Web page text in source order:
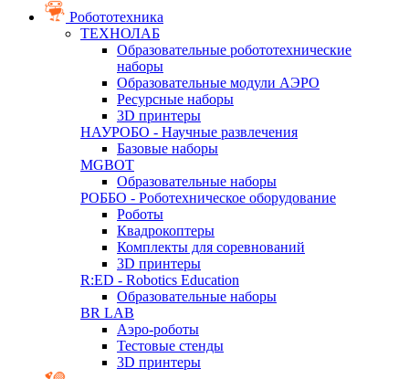
Робототехника
ТЕХНОЛАБ
Образовательные робототехнические
наборы
Образовательные модули АЭРО
Ресурсные наборы
3D принтеры
НАУРОБО - Научные развлечения
Базовые наборы
MGBOT
Образовательные наборы
РОББО - Роботехническое оборудование
Роботы
Квадрокоптеры
Комплекты для соревнований
3D принтеры
R:ED - Robotics Education
Образовательные наборы
BR LAB
Аэро-роботы
Тестовые стенды
3D принтеры